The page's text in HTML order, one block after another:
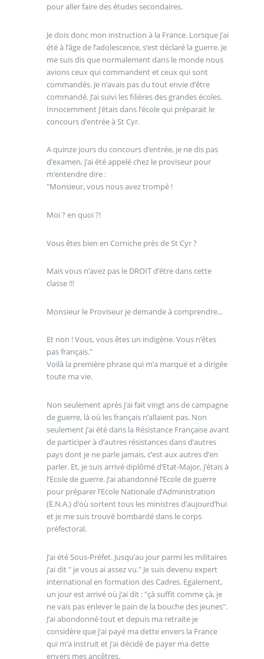
pour aller faire des études secondaires.
Je dois donc mon instruction à la France. Lorsque j’ai
été à l’âge de l’adolescence, s’est déclaré la guerre. Je
me suis dis que normalement dans le monde nous
avions ceux qui commandent et ceux qui sont
commandés. Je n’avais pas du tout envie d’être
commandé. J’ai suivi les filières des grandes écoles.
Innocemment j’étais dans l’école qui préparait le
concours d’entrée à St Cyr.
A quinze jours du concours d’entrée, je ne dis pas
d’examen, j’ai été appelé chez le proviseur pour
m’entendre dire :
"Monsieur, vous nous avez trompé !
Moi ? en quoi ?!
Vous êtes bien en Corniche près de St Cyr ?
Mais vous n’avez pas le DROIT d’étre dans cette
classe !!!
Monsieur le Proviseur je demande à comprendre...
Et non ! Vous, vous êtes un indigène. Vous n’êtes
pas français."
Voilà la première phrase qui m’a marqué et a dirigée
toute ma vie.
Non seulement après j’ai fait vingt ans de campagne
de guerre, là où les français n’allaient pas. Non
seulement j’ai été dans la Résistance Française avant
de participer à d’autres résistances dans d’autres
pays dont je ne parle jamais, c’est aux autres d’en
parler. Et, je suis arrivé diplômé d’Etat-Major, j’étais à
l’Ecole de guerre. J’ai abandonné l’Ecole de guerre
pour préparer l’Ecole Nationale d’Administration
(E.N.A.) d’où sortent tous les ministres d’aujourd’hui
et je me suis trouvé bombardé dans le corps
préfectoral.
J’ai été Sous-Préfet. Jusqu’au jour parmi les militaires
j’ai dit " je vous ai assez vu." Je suis devenu expert
international en formation des Cadres. Egalement,
un jour est arrivé où j’ai dit : "çà suffit comme çà, je
ne vais pas enlever le pain de la bouche des jeunes".
J’ai abondonné tout et depuis ma retraite je
considère que j’ai payé ma dette envers la France
qui m’a instruit et j’ai décidé de payer ma dette
envers mes ancêtres.